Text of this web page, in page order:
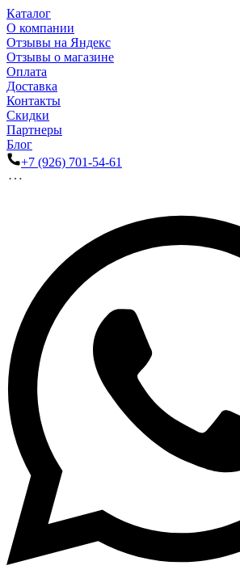
Каталог
О компании
Отзывы на Яндекс
Отзывы о магазине
Оплата
Доставка
Контакты
Скидки
Партнеры
Блог
+7 (926) 701-54-61